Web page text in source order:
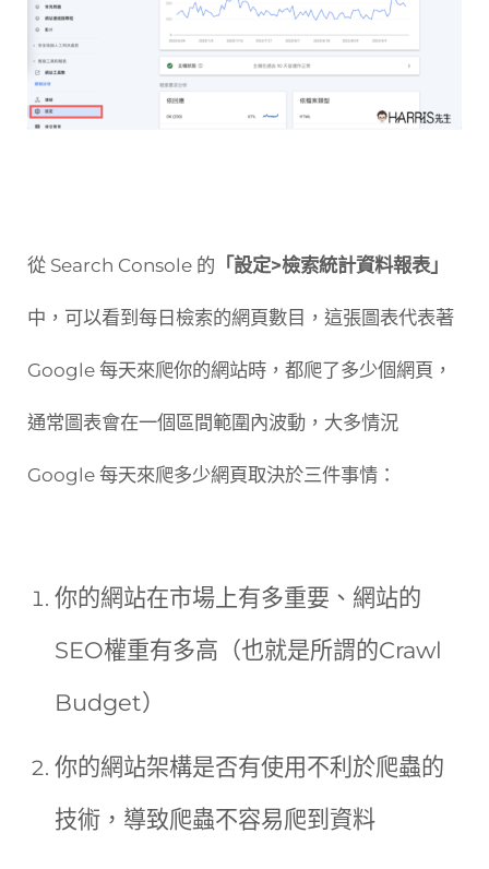
從 Search Console 的 「設定>檢索統計資料報表」
中，可以看到每日檢索的網頁數目，這張圖表代表著
Google 每天來爬你的網站時，都爬了多少個網頁，
通常圖表會在一個區間範圍內波動，大多情況
Google 每天來爬多少網頁取決於三件事情：
你的網站在市場上有多重要、網站的
SEO權重有多高（也就是所謂的Crawl
Budget）
你的網站架構是否有使用不利於爬蟲的
技術，導致爬蟲不容易爬到資料